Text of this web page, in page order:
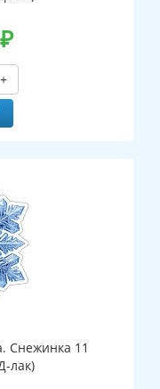
₽
+
Снежинка 11
лак)